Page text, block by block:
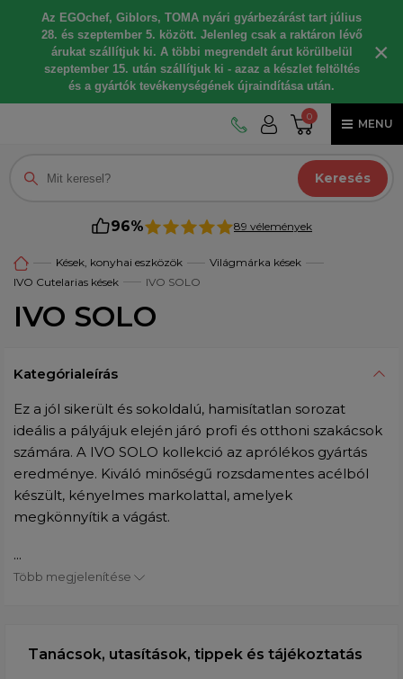
Az EGOchef, Giblors, TOMA nyári gyárbezárást tart július
28. és szeptember 5. között. Jelenleg csak a raktáron lévő
árukat szállítjuk ki. A többi megrendelt árut körülbelül
szeptember 15. után szállítjuk ki - azaz a készlet feltöltés
és a gyártók tevékenységének újraindítása után.
×
0
MENU
Keresés
96% 89 vélemények
Kések, konyhai eszközök
Világmárka kések
IVO Cutelarias kések
IVO SOLO
IVO SOLO
Kategórialeírás
Ez a jól sikerült és sokoldalú, hamisítatlan sorozat
ideális a pályájuk elején járó profi és otthoni szakácsok
számára. A IVO SOLO kollekció az aprólékos gyártás
eredménye. Kiváló minőségű rozsdamentes acélból
készült, kényelmes markolattal, amelyek
megkönnyítik a vágást.
...
Több megjelenítése
Tanácsok, utasítások, tippek és tájékoztatás